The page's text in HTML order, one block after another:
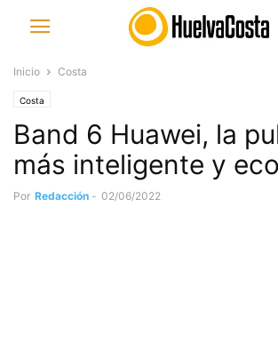
Inicio Costa
Costa
Band 6 Huawei, la
más inteligente y
Por Redacción - 02/06/2022